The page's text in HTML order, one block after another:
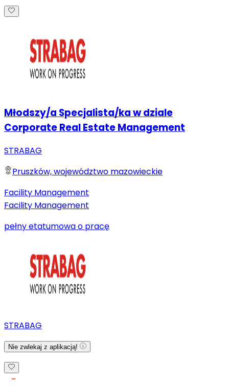
Młodszy/a Specjalista/ka w dziale
Corporate Real Estate Management
STRABAG
Pruszków, województwo mazowieckie
Facility Management
Facility Management
pełny etatumowa o pracę
STRABAG
Nie zwlekaj z aplikacją!